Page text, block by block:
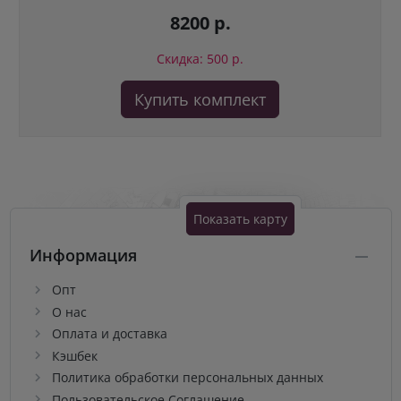
8200 р.
Скидка: 500 р.
Купить комплект
Показать карту
Информация
Опт
О нас
Оплата и доставка
Кэшбек
Политика обработки персональных данных